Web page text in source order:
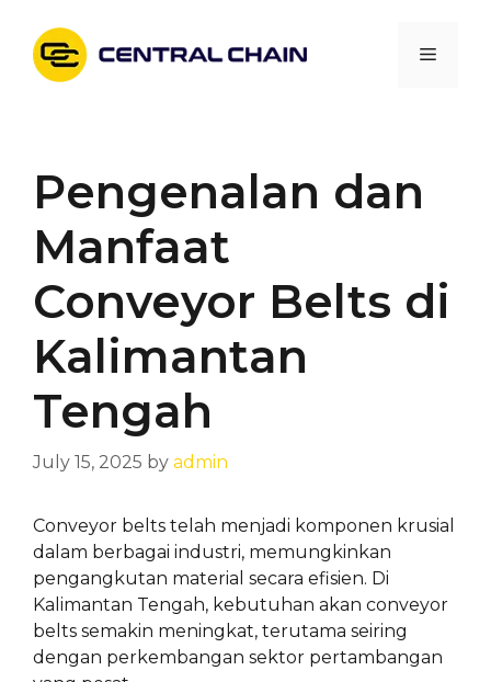
content
Menu
Pengenalan dan
Manfaat
Conveyor Belts di
Kalimantan
Tengah
July 15, 2025 by admin
Conveyor belts telah menjadi komponen krusial
dalam berbagai industri, memungkinkan
pengangkutan material secara efisien. Di
Kalimantan Tengah, kebutuhan akan conveyor
belts semakin meningkat, terutama seiring
dengan perkembangan sektor pertambangan